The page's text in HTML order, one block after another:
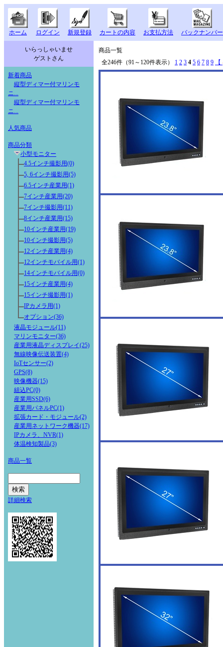
ホーム ログイン 新規登録 カートの内容 お支払方法 バックナンバー
いらっしゃいませ
ゲストさん
新着商品
縦型ディマー付マリンモ
ニ...
縦型ディマー付マリンモ
ニ...
人気商品
商品分類
小型モニター
4.5インチ撮影用(0)
5, 6インチ撮影用(5)
6.5インチ産業用(1)
7インチ産業用(20)
7インチ撮影用(11)
8インチ産業用(15)
10インチ産業用(19)
10インチ撮影用(5)
12インチ産業用(4)
12インチモバイル用(1)
14インチモバイル用(0)
15インチ産業用(4)
15インチ撮影用(1)
IPカメラ用(1)
オプション(36)
液晶モジュール(11)
マリンモニター(36)
産業用液晶ディスプレイ(25)
無線映像伝送装置(4)
IoTセンサー(2)
GPS(8)
映像機器(15)
組込PC(0)
産業用SSD(6)
産業用パネルPC(1)
拡張カード・モジュール(2)
産業用ネットワーク機器(17)
IPカメラ、NVR(1)
体温検知製品(3)
商品一覧
詳細検索
商品一覧
全246件（91～120件表示） 1 2 3 4 5 6 7 8 9 【